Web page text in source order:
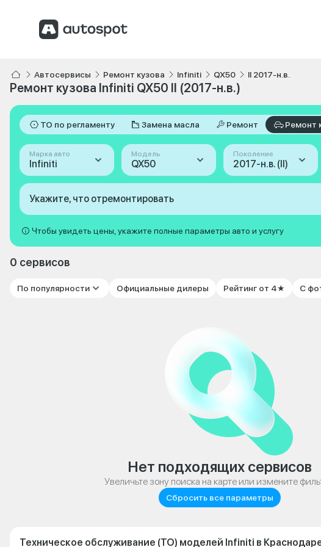
Автосервисы Ремонт кузова Infiniti QX50 II 2017-н.в.
Ремонт кузова Infiniti QX50 II (2017-н.в.)
ТО по регламенту Замена масла Ремонт Ремонт
Марка авто
Infiniti
Модель
QX50
Поколение
2017-н.в. (II)
Укажите, что отремонтировать
Чтобы увидеть цены, укажите полные параметры авто и услугу
0 сервисов
По популярности Официальные дилеры Рейтинг от 4★ С
Нет подходящих сервисов
Увеличьте зону поиска на карте или измените
Сбросить все параметры
Техническое обслуживание (ТО) моделей Infiniti в